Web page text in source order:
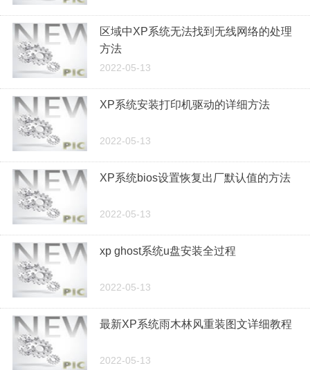
区域中XP系统无法找到无线网络的处理
方法
2022-05-13
XP系统安装打印机驱动的详细方法
2022-05-13
XP系统bios设置恢复出厂默认值的方法
2022-05-13
xp ghost系统u盘安装全过程
2022-05-13
最新XP系统雨木林风重装图文详细教程
2022-05-13